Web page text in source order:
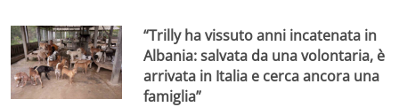
“Trilly ha vissuto anni incatenata in
Albania: salvata da una volontaria, è
arrivata in Italia e cerca ancora una
famiglia”